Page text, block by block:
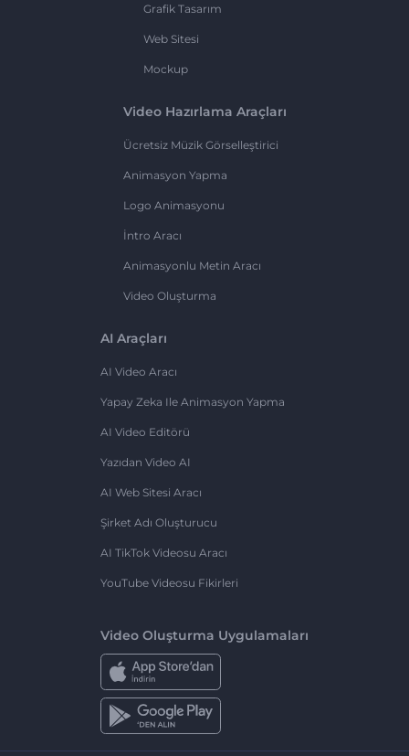
Grafik Tasarım
Web Sitesi
Mockup
Video Hazırlama Araçları
Ücretsiz Müzik Görselleştirici
Animasyon Yapma
Logo Animasyonu
İntro Aracı
Animasyonlu Metin Aracı
Video Oluşturma
AI Araçları
AI Video Aracı
Yapay Zeka Ile Animasyon Yapma
AI Video Editörü
Yazıdan Video AI
AI Web Sitesi Aracı
Şirket Adı Oluşturucu
AI TikTok Videosu Aracı
YouTube Videosu Fikirleri
Video Oluşturma Uygulamaları